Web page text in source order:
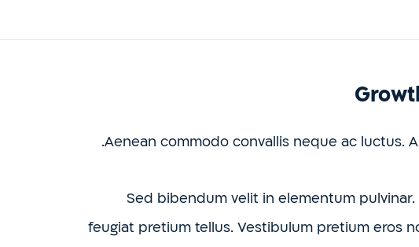
Aenean commodo convallis neque ac luctus.
Sed bibendum velit in elementum
feugiat pretium tellus. Vestibulum pretium eros